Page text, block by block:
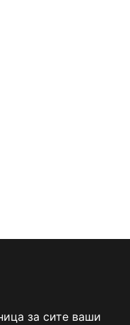
за сите ваши